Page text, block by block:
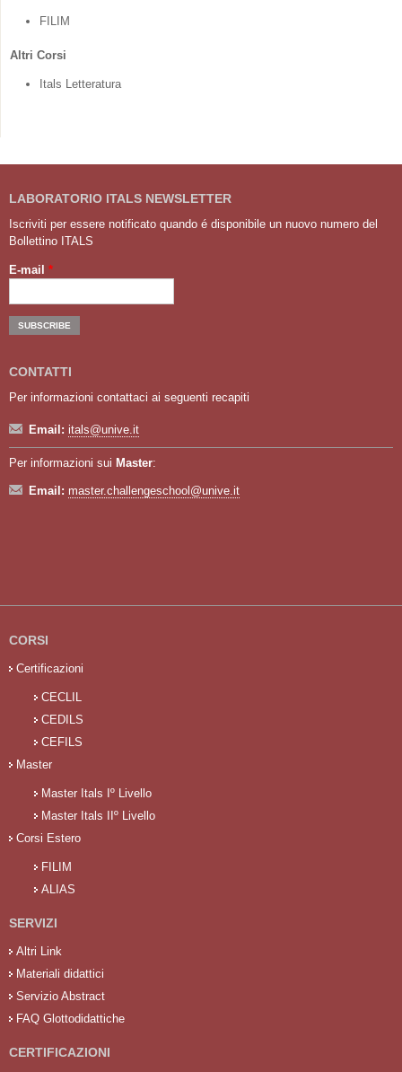
FILIM
Altri Corsi
Itals Letteratura
LABORATORIO ITALS NEWSLETTER
Iscriviti per essere notificato quando é disponibile un nuovo numero del
Bollettino ITALS
E-mail *
CONTATTI
Per informazioni contattaci ai seguenti recapiti
Email: itals@unive.it
Per informazioni sui Master:
Email: master.challengeschool@unive.it
CORSI
Certificazioni
CECLIL
CEDILS
CEFILS
Master
Master Itals Iº Livello
Master Itals IIº Livello
Corsi Estero
FILIM
ALIAS
SERVIZI
Altri Link
Materiali didattici
Servizio Abstract
FAQ Glottodidattiche
CERTIFICAZIONI